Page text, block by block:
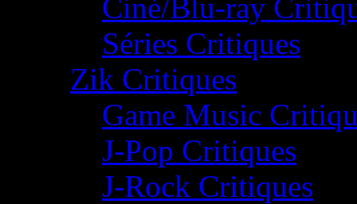
Ciné/Blu-ray
Séries Critiques
Zik Critiques
Game Music
J-Pop Critiques
J-Rock Critiques